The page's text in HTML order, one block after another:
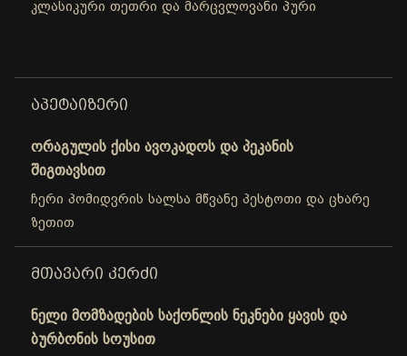
კლასიკური თეთრი და მარცვლოვანი პური
ᲐᲞᲔᲢᲐᲘᲖᲔᲠᲘ
ორაგულის ქისი ავოკადოს და პეკანის
შიგთავსით
ჩერი პომიდვრის სალსა მწვანე პესტოთი და ცხარე
ზეთით
ᲛᲗᲐᲕᲐᲠᲘ ᲙᲔᲠᲫᲘ
ნელი მომზადების საქონლის ნეკნები ყავის და
ბურბონის სოუსით